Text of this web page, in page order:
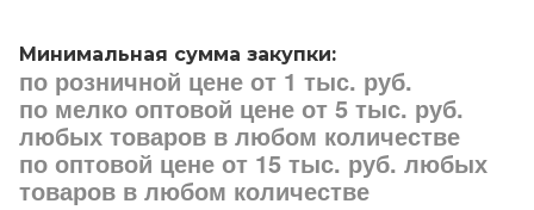
Минимальная сумма закупки:
по розничной цене от 1 тыс. руб.
по мелко оптовой цене от 5 тыс. руб.
любых товаров в любом количестве
по оптовой цене от 15 тыс. руб. любых
товаров в любом количестве